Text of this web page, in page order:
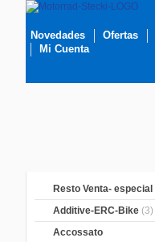
Novedades Ofertas
Mi Cuenta
Resto Venta- especial
Additive-ERC-Bike (3)
Accossato